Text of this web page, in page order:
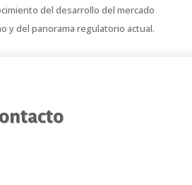
del desarrollo del mercado
y del panorama regulatorio actual.